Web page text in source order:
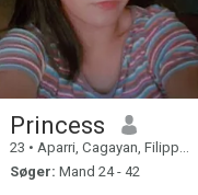
Princess
23 • Aparri, Cagayan, Filippinerne
Søger: Mand 24 - 42